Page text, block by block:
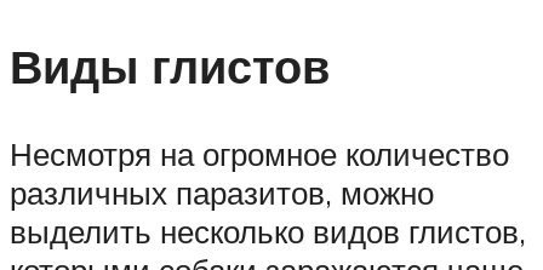
Виды глистов
Несмотря на огромное количество
различных паразитов, можно
выделить несколько видов глистов,